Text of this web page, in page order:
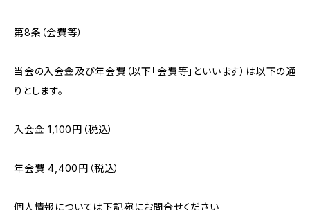
第8条（会費等）
当会の入会金及び年会費（以下「会費等」といいます）は以下の通
りとします。
入会金 1,100円（税込）
年会費 4,400円（税込）
個人情報については下記宛にお問合せください